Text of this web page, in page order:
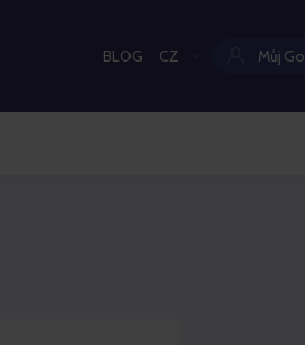
BLOG Aktuální jazyk:
CZ Můj